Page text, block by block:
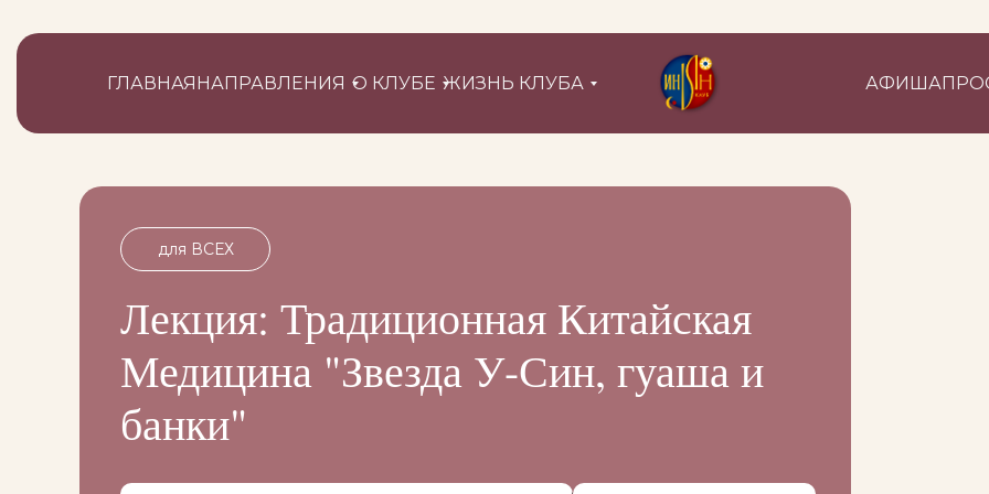
ГЛАВНАЯНАПРАВЛЕНИЯ О КЛУБЕ ЖИЗНЬ КЛУБА АФИША
Лекция: Традиционная Китайская
Медицина "Звезда У-Син, гуаша и
банки"
для ВСЕХ